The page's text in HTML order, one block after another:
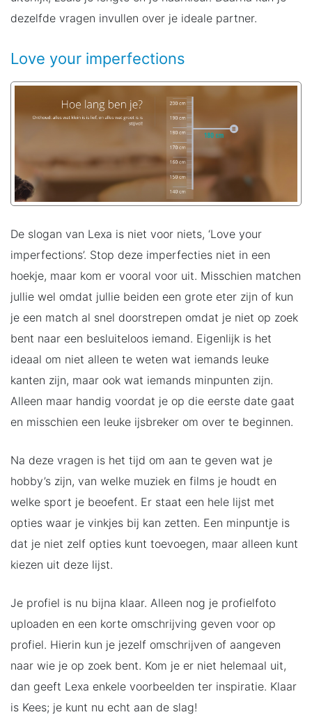
dezelfde vragen invullen over je ideale partner.
Love your imperfections
De slogan van Lexa is niet voor niets, ‘Love your
imperfections’. Stop deze imperfecties niet in een
hoekje, maar kom er vooral voor uit. Misschien matchen
jullie wel omdat jullie beiden een grote eter zijn of kun
je een match al snel doorstrepen omdat je niet op zoek
bent naar een besluiteloos iemand. Eigenlijk is het
ideaal om niet alleen te weten wat iemands leuke
kanten zijn, maar ook wat iemands minpunten zijn.
Alleen maar handig voordat je op die eerste date gaat
en misschien een leuke ijsbreker om over te beginnen.
Na deze vragen is het tijd om aan te geven wat je
hobby’s zijn, van welke muziek en films je houdt en
welke sport je beoefent. Er staat een hele lijst met
opties waar je vinkjes bij kan zetten. Een minpuntje is
dat je niet zelf opties kunt toevoegen, maar alleen kunt
kiezen uit deze lijst.
Je profiel is nu bijna klaar. Alleen nog je profielfoto
uploaden en een korte omschrijving geven voor op
profiel. Hierin kun je jezelf omschrijven of aangeven
naar wie je op zoek bent. Kom je er niet helemaal uit,
dan geeft Lexa enkele voorbeelden ter inspiratie. Klaar
is Kees; je kunt nu echt aan de slag!